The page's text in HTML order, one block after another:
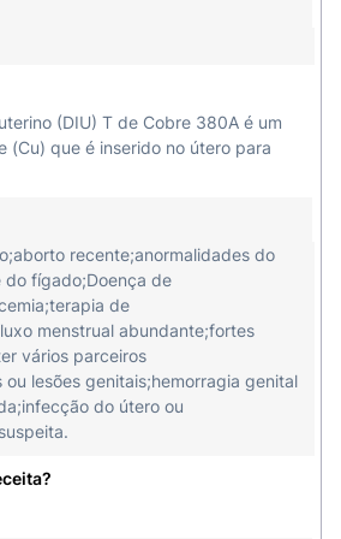
indicam que a efetividade
Dispositivo Intrauterino de
pelo cobre que é liberado
fio e dos cilindros de cobre na
mecanismo exato pelo qual o
foi demonstrado. Existem
elas a interferência com o
fertilização, e
sugerem que o Diu
devido a um número
viabilidade dos
(DIU) T de Cobre 380A é um
(Cu) que é inserido no útero para
recente;anormalidades do
fígado;Doença de
de
menstrual abundante;fortes
vários parceiros
ou lesões genitais;hemorragia genital
do útero ou